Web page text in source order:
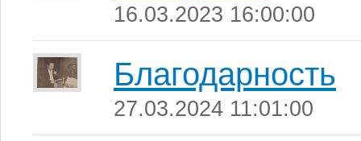
16.03.2023 16:00:00
Благодарность
27.03.2024 11:01:00